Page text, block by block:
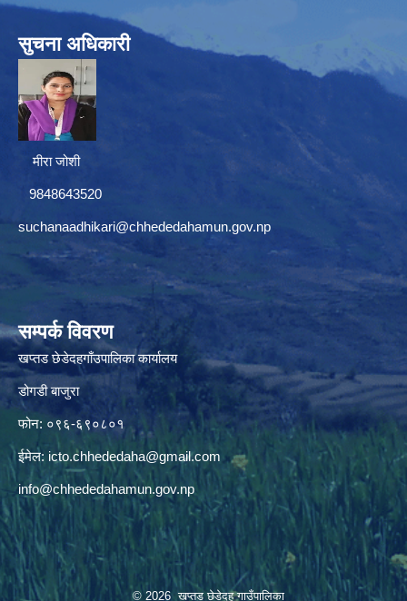
सुचना अधिकारी
मीरा जोशी
9848643520
suchanaadhikari@chhededahamun.gov.np
सम्पर्क विवरण
खप्तड छेडेदहगाँउपालिका कार्यालय
डोगडी बाजुरा
फोन: ०९६-६९०८०१
ईमेल: icto.chhededaha@gmail.com
info@chhededahamun.gov.np
© 2026 खप्तड छेडेदह गाउँपालिका